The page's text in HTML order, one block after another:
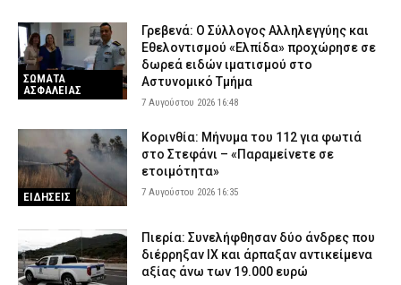
ΣΩΜΑΤΑ
ΑΣΦΑΛΕΙΑΣ
Γρεβενά: Ο Σύλλογος Αλληλεγγύης και
Εθελοντισμού «Ελπίδα» προχώρησε σε
δωρεά ειδών ιματισμού στο
Αστυνομικό Τμήμα
7 Αυγούστου 2026 16:48
ΕΙΔΗΣΕΙΣ
Κορινθία: Μήνυμα του 112 για φωτιά
στο Στεφάνι – «Παραμείνετε σε
ετοιμότητα»
7 Αυγούστου 2026 16:35
Πιερία: Συνελήφθησαν δύο άνδρες που
διέρρηξαν ΙΧ και άρπαξαν αντικείμενα
αξίας άνω των 19.000 ευρώ